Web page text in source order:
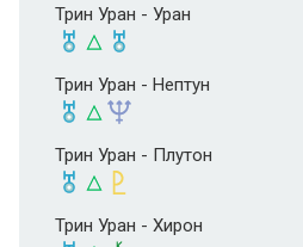
Трин Уран - Уран
Трин Уран - Нептун
Трин Уран - Плутон
Трин Уран - Хирон